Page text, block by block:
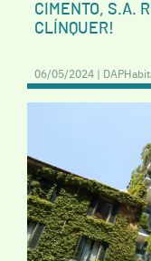
CIMENTO, S.A.
CLÍNQUER!
06/05/2024 |